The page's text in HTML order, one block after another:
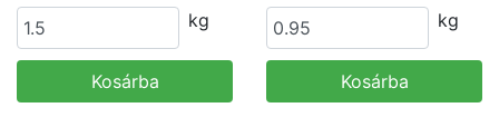
kg
Kosárba
kg
Kosárba